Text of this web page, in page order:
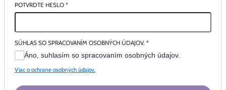
POTVRDTE HESLO *
SÚHLAS SO SPRACOVANÍM OSOBNÝCH ÚDAJOV. *
Áno, suhlasím so spracovaním osobných údajov.
Viac o ochrane osobných údajov.